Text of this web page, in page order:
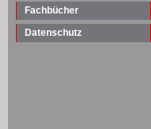
Fachbücher
Datenschutz